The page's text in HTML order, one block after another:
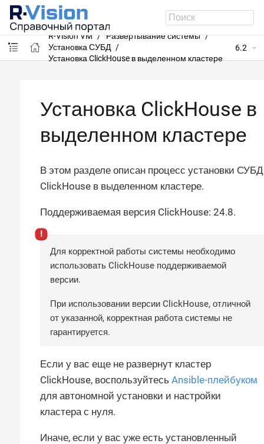
R-Vision VM
Развертывание системы
Установка СУБД
Установка ClickHouse в выделенном кластере
6.2
Установка ClickHouse в
выделенном кластере
В этом разделе описан процесс установки СУБД
ClickHouse в выделенном кластере.
Поддерживаемая версия ClickHouse: 24.8.
Для корректной работы системы необходимо
использовать ClickHouse поддерживаемой
версии.
При использовании версии ClickHouse, отличной
от указанной, корректная работа системы не
гарантируется.
Если у вас еще не развернут кластер
ClickHouse, воспользуйтесь Ansible-плейбуком
для автономной установки и настройки
кластера с нуля.
Иначе, если у вас уже есть установленный